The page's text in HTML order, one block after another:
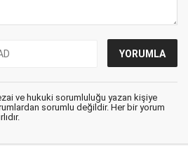
ve hukuki sorumluluğu yazan kişiye
sorumlu değildir. Her bir yorum